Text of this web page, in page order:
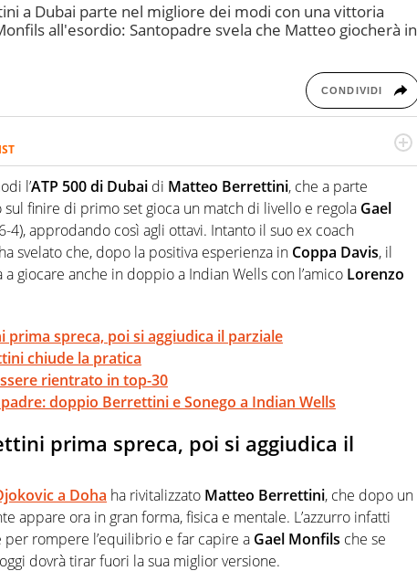
a Dubai parte nel migliore dei modi con una vittoria
all'esordio: Santopadre svela che Matteo giocherà in
CONDIVIDI
approccio personale e professionale. Ama raccontare lo sport
sul tempo reale: la verità della dirette non sono opinioni
l’ATP 500 di Dubai di Matteo Berrettini, che a parte
finire di primo set gioca un match di livello e regola Gael
4), approdando così agli ottavi. Intanto il suo ex coach
ha svelato che, dopo la positiva esperienza in Coppa Davis, il
giocare anche in doppio a Indian Wells con l’amico Lorenzo
prima spreca, poi si aggiudica il parziale
chiude la pratica
rientrato in top-30
doppio Berrettini e Sonego a Indian Wells
prima spreca, poi si aggiudica il
a Doha ha rivitalizzato Matteo Berrettini, che dopo un
appare ora in gran forma, fisica e mentale. L’azzurro infatti
per rompere l’equilibrio e far capire a Gael Monfils che se
dovrà tirar fuori la sua miglior versione.